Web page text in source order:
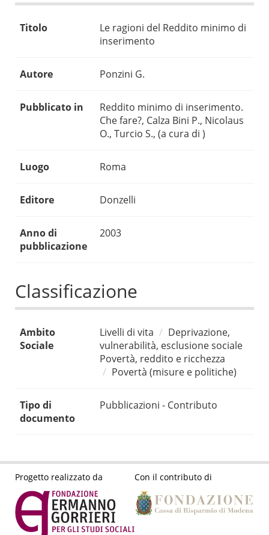
Titolo
Le ragioni del Reddito minimo di
inserimento
Autore Ponzini G.
Pubblicato in
Reddito minimo di inserimento.
Che fare?, Calza Bini P., Nicolaus
O., Turcio S., (a cura di )
Luogo Roma
Editore Donzelli
Anno di
pubblicazione
2003
Classificazione
Ambito
Sociale
Livelli di vita
Deprivazione,
vulnerabilità, esclusione sociale
Povertà, reddito e ricchezza
Povertà (misure e politiche)
Tipo di
documento
Pubblicazioni - Contributo
Progetto realizzato da Con il contributo di